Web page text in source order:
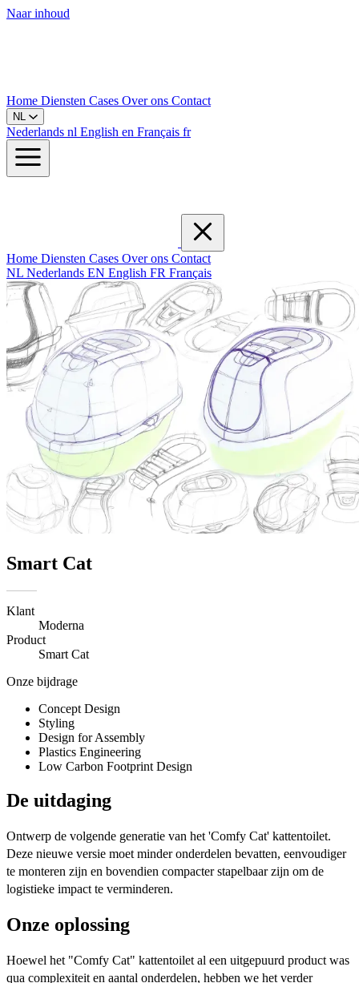
Naar inhoud
Home Diensten Cases Over ons Contact
NL
Nederlands nl English en Français fr
Home Diensten Cases Over ons Contact
NL Nederlands EN English FR Français
Smart Cat
Klant
Moderna
Product
Smart Cat
Onze bijdrage
Concept Design
Styling
Design for Assembly
Plastics Engineering
Low Carbon Footprint Design
De uitdaging
Ontwerp de volgende generatie van het 'Comfy Cat' kattentoilet.
Deze nieuwe versie moet minder onderdelen bevatten, eenvoudiger
te monteren zijn en bovendien compacter stapelbaar zijn om de
logistieke impact te verminderen.​
Onze oplossing
Hoewel het "Comfy Cat" kattentoilet al een uitgepuurd product was
qua complexiteit en aantal onderdelen, hebben we het verder